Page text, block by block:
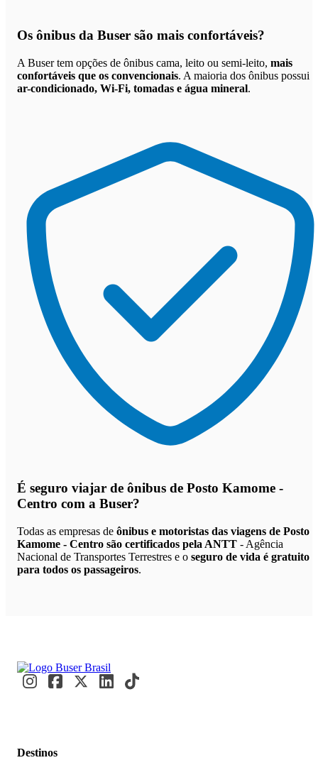
Os ônibus da Buser são mais confortáveis?
A Buser tem opções de ônibus cama, leito ou semi-leito, mais
confortáveis que os convencionais. A maioria dos ônibus possui
ar-condicionado, Wi-Fi, tomadas e água mineral.
É seguro viajar de ônibus de Posto Kamome -
Centro com a Buser?
Todas as empresas de ônibus e motoristas das viagens de Posto
Kamome - Centro são certificados pela ANTT - Agência
Nacional de Transportes Terrestres e o seguro de vida é gratuito
para todos os passageiros.
Destinos